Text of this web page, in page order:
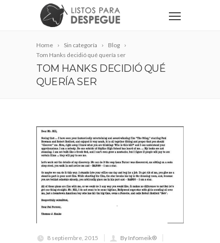
Home Sin categoría
Blog
Tom Hanks decidió qué quería ser
TOM HANKS DECIDIÓ QUÉ
QUERÍA SER
8 septiembre, 2015
By Infomeik®